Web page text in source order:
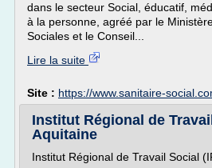
dans le secteur Social, éducatif,
à la personne, agréé par le
Sociales et le Conseil...
Lire la suite
Site : https://www.sanitaire-
Institut Régional de
Aquitaine
Institut Régional de Travail Social